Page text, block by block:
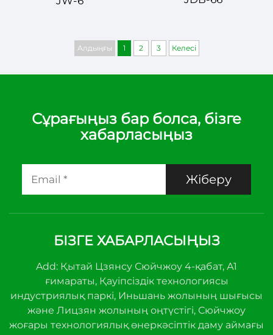
Алдыңғы 1 2 3 Келесі
Сұрағыңыз бар болса, бізге
хабарласыңыз
Жіберу
БІЗГЕ ХАБАРЛАСЫҢЫЗ
Add: Қытай Цзянсу Сюйчжоу 4-қабат, А1
ғимараты, Қауіпсіздік технологиясы
индустриялық паркі, Иньшань жолының шығысы
және Лицзян жолының оңтүстігі, Сюйчжоу
жоғары технологиялық өнеркәсіптік даму аймағы